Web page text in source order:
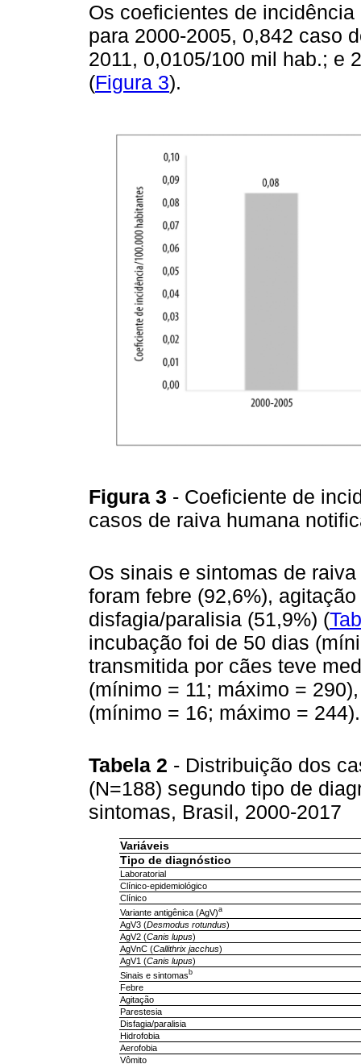
Os coeficientes de
para 2000-2005, 0,842 caso
2011, 0,0105/100 mil hab.; e
(Figura 3).
Figura 3 - Coeficiente de
casos de raiva humana
Os sinais e sintomas de
foram febre (92,6%),
disfagia/paralisia (51,9%) (
incubação foi de 50 dias
transmitida por cães teve
(mínimo = 11; máximo =
(mínimo = 16; máximo = 244).
Tabela 2 - Distribuição dos
(N=188) segundo tipo de
sintomas, Brasil, 2000-2017
Variáveis
Tipo de diagnóstico
Laboratorial
Clínico-epidemiológico
Clínico
Variante antigênica (AgV)a
AgV3 (Desmodus rotundus)
AgV2 (Canis lupus)
AgVnC (Callithrix jacchus)
AgV1 (Canis lupus)
Sinais e sintomas b
Febre
Agitação
Parestesia
Disfagia/paralisia
Hidrofobia
Aerofobia
Vômito